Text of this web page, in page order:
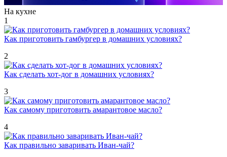
На кухне
1
Как приготовить гамбургер в домашних условиях?
2
Как сделать хот-дог в домашних условиях?
3
Как самому приготовить амарантовое масло?
4
Как правильно заваривать Иван-чай?